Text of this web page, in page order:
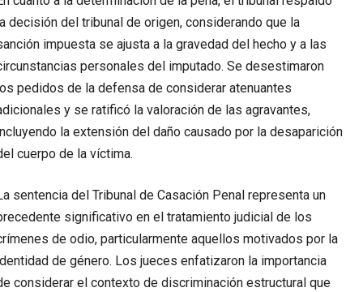
decisión del tribunal de origen, considerando que la
impuesta se ajusta a la gravedad del hecho y a las
personales del imputado. Se desestimaron
pedidos de la defensa de considerar atenuantes
y se ratificó la valoración de las agravantes,
la extensión del daño causado por la desaparición
cuerpo de la víctima.
sentencia del Tribunal de Casación Penal representa un
significativo en el tratamiento judicial de los
de odio, particularmente aquellos motivados por la
de género. Los jueces enfatizaron la importancia
considerar el contexto de discriminación estructural que